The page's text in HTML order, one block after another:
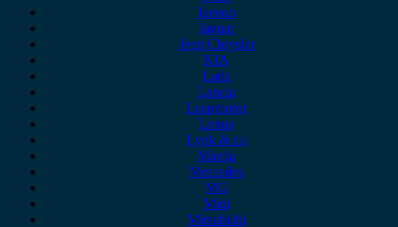
Jaecoo
Jaguar
Jeep Chrysler
KIA
Lada
Lancia
Leapmotor
Lexus
Lynk & co
Mazda
Mercedes
MG
Mini
Mitsubishi